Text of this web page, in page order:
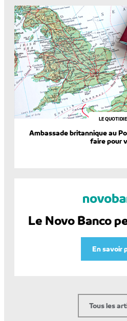
LE
Ambassade britannique au
faire pour
Le Novo Banco
En savoir
Tous les